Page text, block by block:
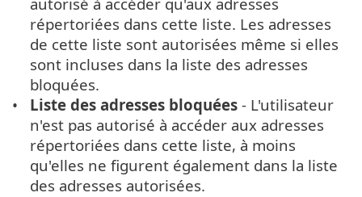
répertoriées dans cette liste. Les adresses
de cette liste sont autorisées même si elles
sont incluses dans la liste des adresses
bloquées.
Liste des adresses bloquées - L'utilisateur
n'est pas autorisé à accéder aux adresses
répertoriées dans cette liste, à moins
qu'elles ne figurent également dans la liste
des adresses autorisées.